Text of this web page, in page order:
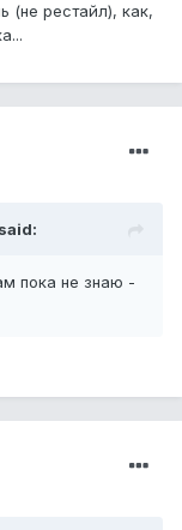
(не рестайл), как,
пока не знаю -